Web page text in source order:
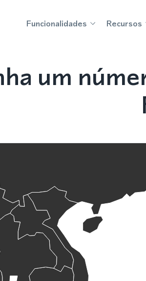
Funcionalidades Recursos
um